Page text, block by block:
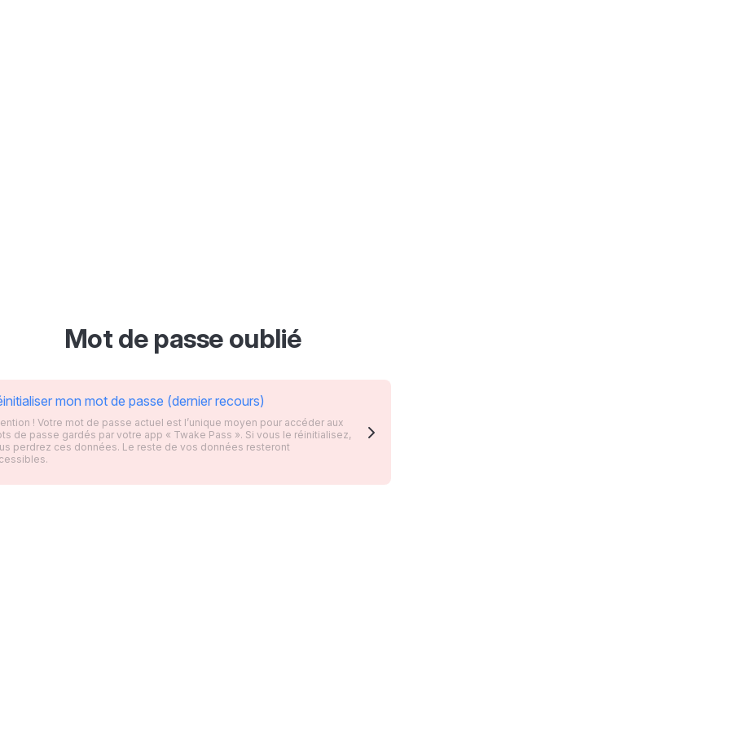
Mot de passe oublié
mon mot de passe (dernier recours)
! Votre mot de passe actuel est l’unique moyen pour accéder aux
de passe gardés par votre app « Twake Pass ». Si vous le réinitialisez,
perdrez ces données. Le reste de vos données resteront